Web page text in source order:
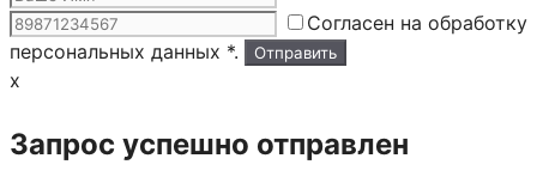
Согласен на обработку
персональных данных *.
x
Запрос успешно отправлен